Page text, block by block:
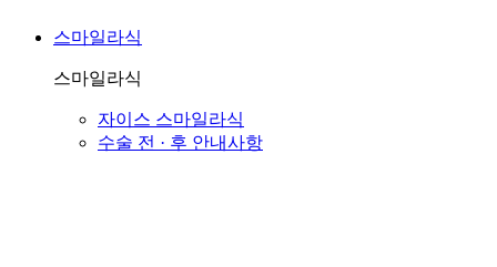
스마일라식
스마일라식
자이스 스마일라식
수술 전 · 후 안내사항